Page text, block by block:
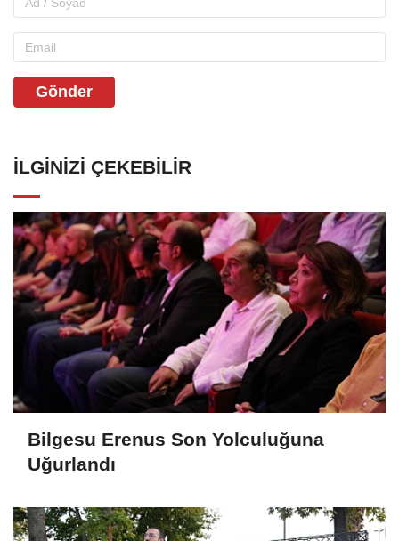
Gönder
İLGINIZI ÇEKEBILIR
Bilgesu Erenus Son Yolculuğuna
Uğurlandı